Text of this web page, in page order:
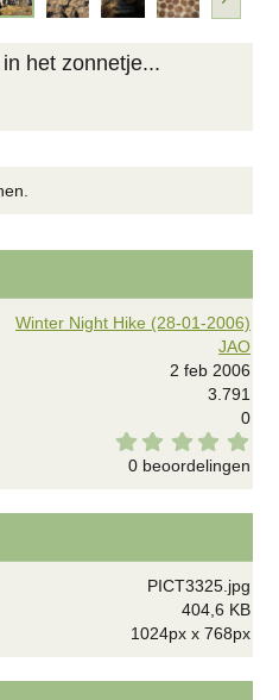
o
het zonnetje...
Winter Night Hike (28-01-2006)
JAO
2 feb 2006
3.791
0
s
r
e
0 beoordelingen
PICT3325.jpg
404,6 KB
1024px x 768px